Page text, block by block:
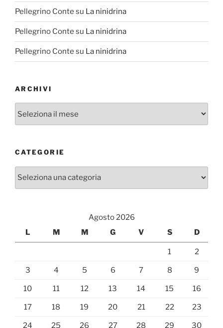
Pellegrino Conte su La ninidrina
Pellegrino Conte su La ninidrina
Pellegrino Conte su La ninidrina
ARCHIVI
CATEGORIE
Categorie
Agosto 2026
L
M M G V S D
1 2
3 4 5 6 7 8 9
10 11 12 13 14 15 16
17 18 19 20 21 22 23
24 25 26 27 28 29 30